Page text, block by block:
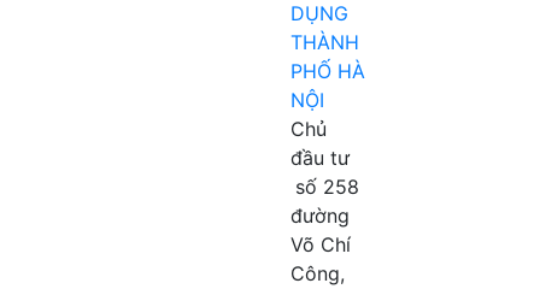
DỤNG
THÀNH
PHỐ HÀ
NỘI
Chủ
đầu tư
số 258
đường
Võ Chí
Công,